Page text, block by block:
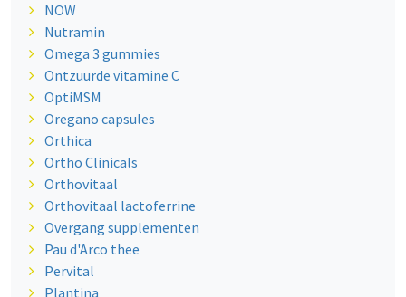
NOW
Nutramin
Omega 3 gummies
Ontzuurde vitamine C
OptiMSM
Oregano capsules
Orthica
Ortho Clinicals
Orthovitaal
Orthovitaal lactoferrine
Overgang supplementen
Pau d'Arco thee
Pervital
Plantina